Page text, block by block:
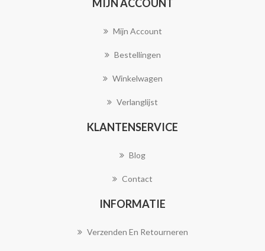
MIJN ACCOUNT
Mijn Account
Bestellingen
Winkelwagen
Verlanglijst
KLANTENSERVICE
Blog
Contact
INFORMATIE
Verzenden En Retourneren